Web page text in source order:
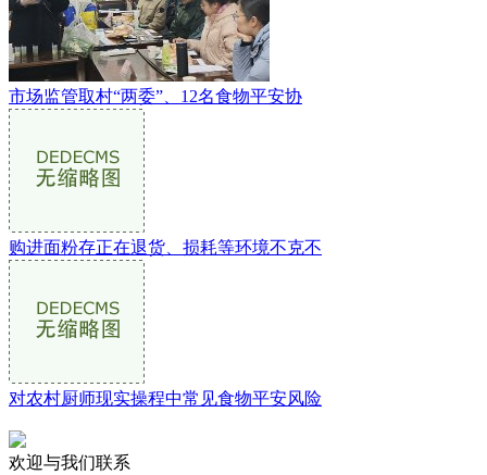
市场监管取村“两委”、12名食物平安协
购进面粉存正在退货、损耗等环境不克不
对农村厨师现实操程中常见食物平安风险
欢迎与我们联系